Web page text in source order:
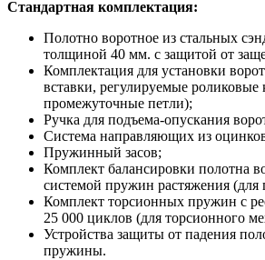
Стандартная комплектация:
Полотно воротное из стальных
толщиной 40 мм. с защитой от
Комплектация для установки
вставки, регулируемые
промежуточные петли);
Ручка для подъема-опускания
Система направляющих из
Пружинный засов;
Комплект балансировки полотна
системой пружин растяжения
Комплект торсионных пружин с
25 000 циклов (для торсионного
Устройства защиты от падения
пружины.